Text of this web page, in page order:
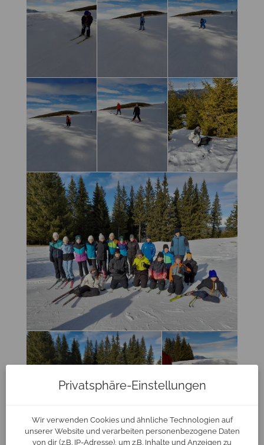
Privatsphäre-Einstellungen
Wir verwenden Cookies und ähnliche Technologien auf
unserer Website und verarbeiten personenbezogene Daten
von dir (z.B. IP-Adresse), um z.B. Inhalte und Anzeigen zu